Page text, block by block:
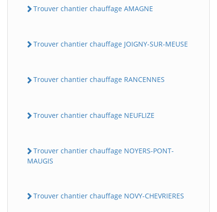
Trouver chantier chauffage AMAGNE
Trouver chantier chauffage JOIGNY-SUR-MEUSE
Trouver chantier chauffage RANCENNES
Trouver chantier chauffage NEUFLIZE
Trouver chantier chauffage NOYERS-PONT-
MAUGIS
Trouver chantier chauffage NOVY-CHEVRIERES